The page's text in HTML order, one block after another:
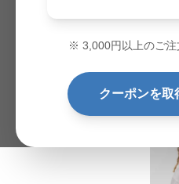
※3,000円以上のご
クーポンを取
パ
スア
ック